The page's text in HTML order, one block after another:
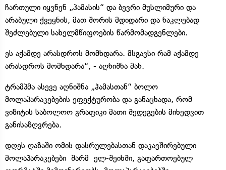
ჩართული იყვნენ „ჰამასის“ და ბევრი მუსლიმური და
არაბული ქვეყნის, მათ შორის მდიდარი და ნაკლებად
შეძლებული სახელმწიფოების წარმომადგენლები.
ეს აქამდე არასდროს მომხდარა. მსგავსი რამ აქამდე
არასდროს მომხდარა“, - აღნიშნა მან.
ტრამპმა ასევე აღნიშნა „ჰამასთან“ ბოლო
მოლაპარაკებების ეფექტურობა და განაცხადა, რომ
ვიზიტის საბოლოო გრაფიკი მათი შედეგების მიხედვით
განისაზღვრება.
დღეს ღაზაში ომის დასრულებასთან დაკავშირებული
მოლაპარაკებები შარმ ელ-შეიხში, გაფართოებულ